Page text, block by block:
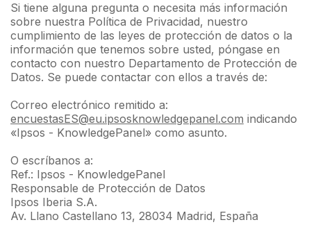
Si tiene alguna pregunta o necesita más información
sobre nuestra Política de Privacidad, nuestro
cumplimiento de las leyes de protección de datos o la
información que tenemos sobre usted, póngase en
contacto con nuestro Departamento de Protección de
Datos. Se puede contactar con ellos a través de:
Correo electrónico remitido a:
encuestasES@eu.ipsosknowledgepanel.com indicando
«Ipsos - KnowledgePanel» como asunto.
O escríbanos a:
Ref.: Ipsos - KnowledgePanel
Responsable de Protección de Datos
Ipsos Iberia S.A.
Av. Llano Castellano 13, 28034 Madrid, España